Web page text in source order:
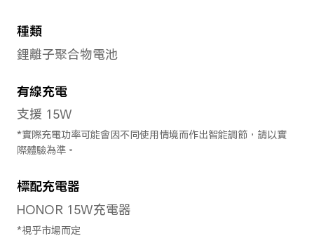
後置鏡頭
5000萬像素超清主鏡頭 (f/1.8)
8萬像素QVGA